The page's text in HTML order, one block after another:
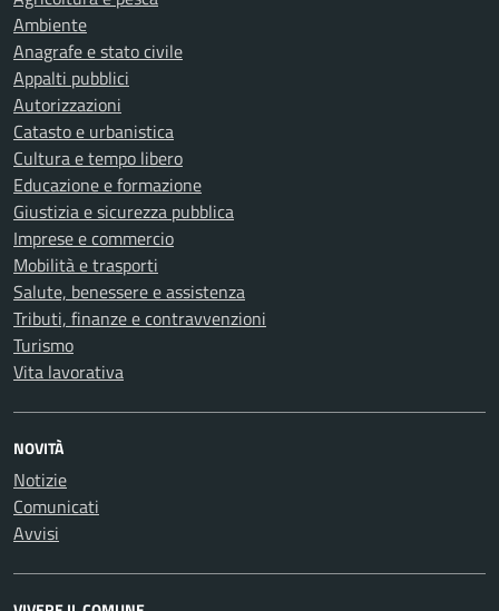
Ambiente
Anagrafe e stato civile
Appalti pubblici
Autorizzazioni
Catasto e urbanistica
Cultura e tempo libero
Educazione e formazione
Giustizia e sicurezza pubblica
Imprese e commercio
Mobilità e trasporti
Salute, benessere e assistenza
Tributi, finanze e contravvenzioni
Turismo
Vita lavorativa
NOVITÀ
Notizie
Comunicati
Avvisi